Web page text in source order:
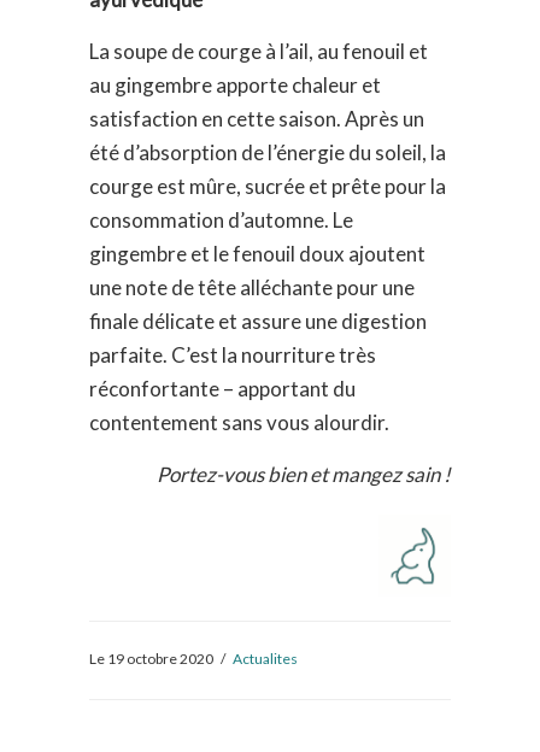
La soupe de courge à l’ail, au fenouil et
au gingembre apporte chaleur et
satisfaction en cette saison. Après un
été d’absorption de l’énergie du soleil, la
courge est mûre, sucrée et prête pour la
consommation d’automne. Le
gingembre et le fenouil doux ajoutent
une note de tête alléchante pour une
finale délicate et assure une digestion
parfaite. C’est la nourriture très
réconfortante – apportant du
contentement sans vous alourdir.
Portez-vous bien et mangez sain !
Le 19 octobre 2020 / Actualites